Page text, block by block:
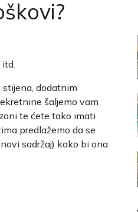
dodatnim
šaljemo vam
te ćete tako imati
predlažemo da se
sadržaj) kako bi ona